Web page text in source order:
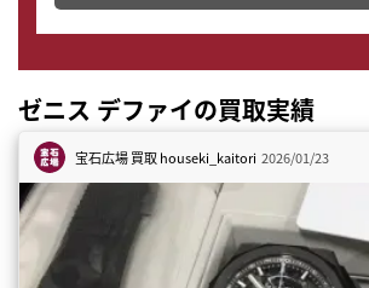
ゼニス デファイの買取実績
宝石広場 買取houseki_kaitori 2026/01/23